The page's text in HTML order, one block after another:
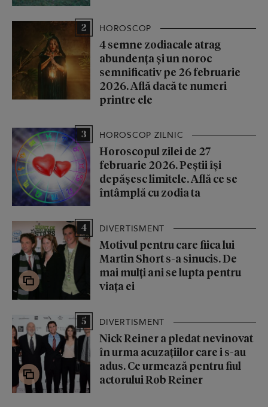
2 HOROSCOP
4 semne zodiacale atrag
abundența și un noroc
semnificativ pe 26 februarie
2026. Află dacă te numeri
printre ele
3 HOROSCOP ZILNIC
Horoscopul zilei de 27
februarie 2026. Peștii își
depășesc limitele. Află ce se
întâmplă cu zodia ta
4 DIVERTISMENT
Motivul pentru care fiica lui
Martin Short s-a sinucis. De
mai mulți ani se lupta pentru
viața ei
5 DIVERTISMENT
Nick Reiner a pledat nevinovat
în urma acuzațiilor care i s-au
adus. Ce urmează pentru fiul
actorului Rob Reiner